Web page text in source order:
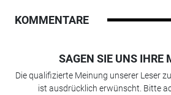
KOMMENTARE
SAGEN SIE UNS IHRE
Die qualifizierte Meinung unserer Leser
ist ausdrücklich erwünscht. Bitte